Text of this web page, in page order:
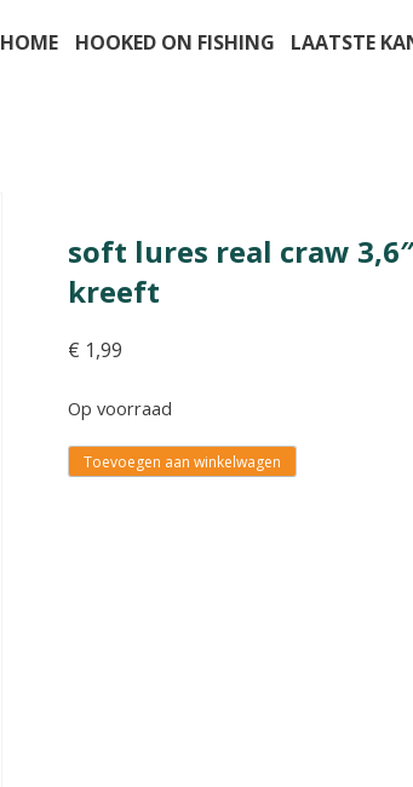
HOME HOOKED ON FISHING LAATSTE
soft lures real craw
kreeft
€ 1,99
Op voorraad
Toevoegen aan winkelwagen